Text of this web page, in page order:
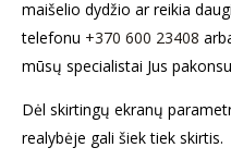
maišelio dydžio ar reikia
telefonu +370 600 23408
mūsų specialistai Jus
Dėl skirtingų ekranų
realybėje gali šiek tiek skirtis.